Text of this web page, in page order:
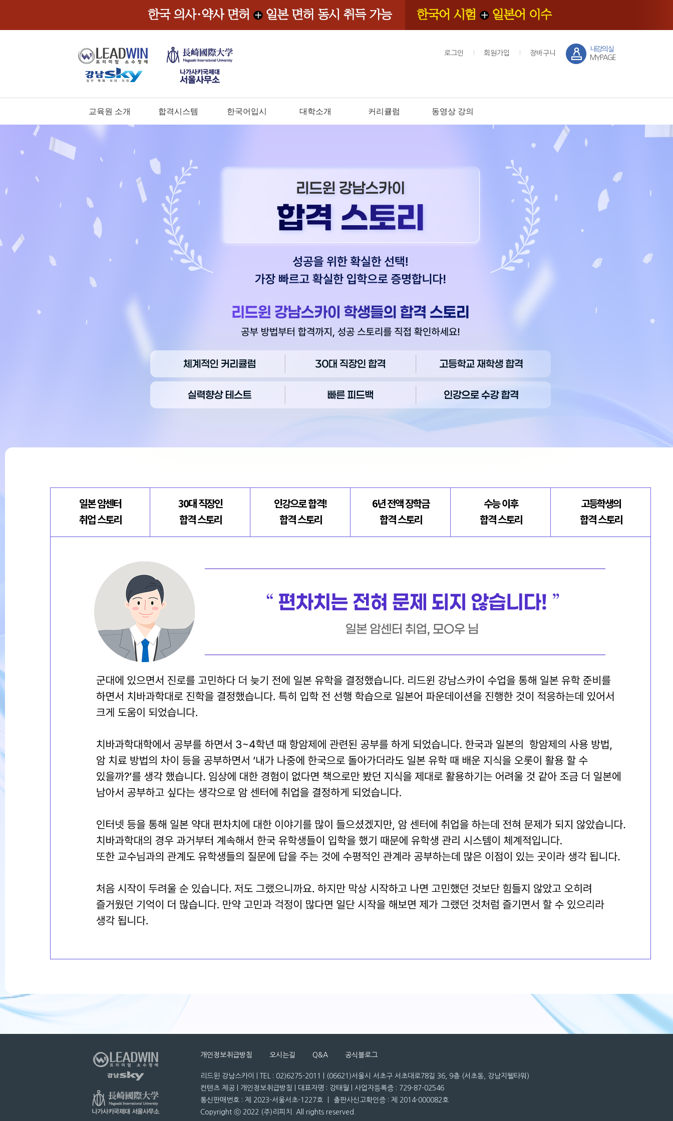
로그인 회원가입 장바구니
내강의실
MYPAGE
교육원 소개 합격시스템 한국어입시 대학소개 커리큘럼 동영상 강의
일본 암센터
취업 스토리
30대 직장인
합격 스토리
인강으로 합격!
합격 스토리
6년 전액 장학금
합격 스토리
수능 이후
합격 스토리
고등학생의
합격 스토리
개인정보취급방침 오시는길 Q&A 공식블로그
리드윈 강남스카이 | TEL : 02)6275-2011 | (06621)서울시 서초구 서초대로78길 36, 9층 (서초동, 강남지웰타워)
컨텐츠 제공 | 개인정보취급방침 | 대표자명 : 강태월 | 사업자등록증 : 729-87-02546
통신판매번호 : 제 2023-서울서초-1227호 ㅣ 출판사신고확인증 : 제 2014-000082호
Copyright ⓒ 2022 (주)리피치. All rights reserved.